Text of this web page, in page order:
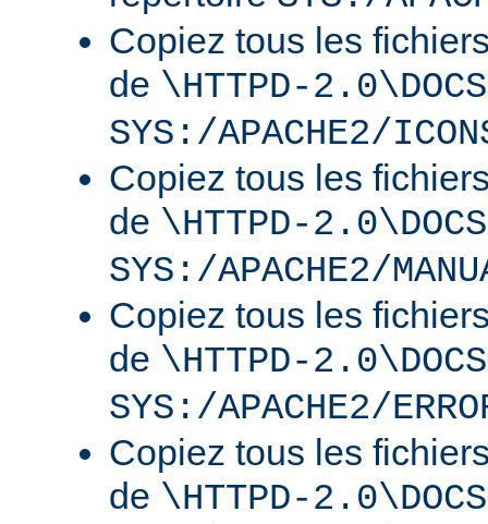
Copiez tous les
de \HTTPD-
SYS:/APACHE2/
Copiez tous les
de \HTTPD-
SYS:/APACHE2/
Copiez tous les
de \HTTPD-
SYS:/APACHE2/
Copiez tous les
de \HTTPD-